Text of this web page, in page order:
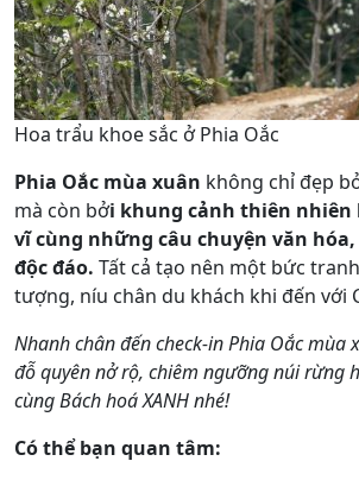
Hoa trẩu khoe sắc ở Phia Oắc
Phia Oắc mùa xuân không chỉ đẹp
mà còn bởi khung cảnh thiên nhiên
vĩ cùng những câu chuyện văn
độc đáo. Tất cả tạo nên một bức
tượng, níu chân du khách khi đến với
Nhanh chân đến check-in Phia Oắc mùa
đỗ quyên nở rộ, chiêm ngưỡng núi rừng
cùng Bách hoá XANH nhé!
Có thể bạn quan tâm: